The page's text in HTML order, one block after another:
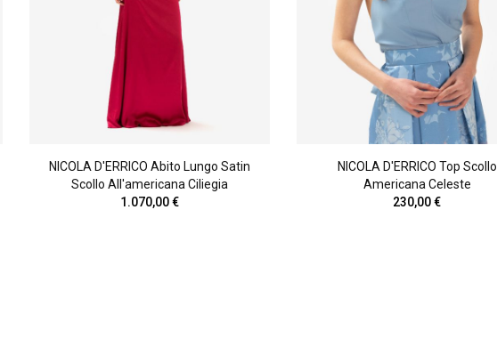
NICOLA D'ERRICO Abito Lungo Satin
Scollo All'americana Ciliegia
1.070,00 €
NICOLA D'ERRICO Top Scollo
Americana Celeste
230,00 €